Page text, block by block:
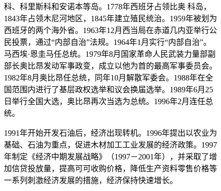
科、科里斯科和安诺本等岛。1778年西班牙占领比奥 科岛，
1843年占领木尼河地区，1845年建立殖民统治。1959年被划为
西班牙的两个海外省。1963年12月西当局在赤道几内亚举行公
民投票，通过“内部自治”法规。1964年1月实行“内部自治”。
马西埃·恩圭马任总统。1979年8月国家革命人民武装力量部副
部长奥比昂发动军事政变，成立以他为首的最高军事委员会。
1982年8月奥比昂任总统，同年10月解散军委会。1988年在全
国范围内进行了基层政权选举和议会换届选举。1989年6月25
日举行全国大选，奥比昂再次当选为总统。1996年2月连任总
统。
1991年开始开发石油后，经济出现转机。1996年提出以农业为
基础、石油为重点，促进木材加工工业发展的经济政策。1997
年制定《经济中期发展战略》（1997－2001年），并采取了增
加信贷投放量，提高可可收购价格，降低生产资料零售价格等
一系列刺激经济发展的措施，经济保持快速增长。